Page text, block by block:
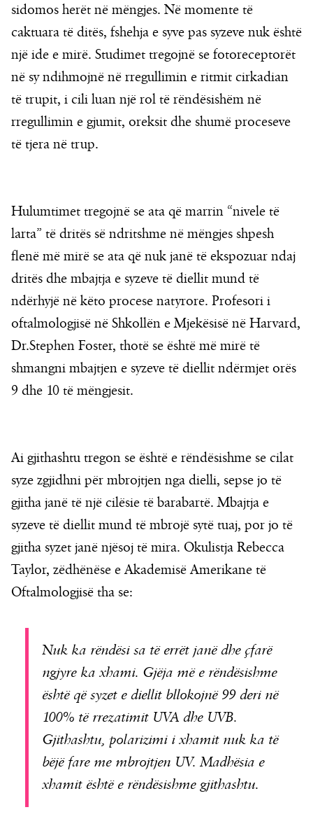
sidomos herët në mëngjes. Në momente të
caktuara të ditës, fshehja e syve pas syzeve nuk është
një ide e mirë. Studimet tregojnë se fotoreceptorët
në sy ndihmojnë në rregullimin e ritmit cirkadian
të trupit, i cili luan një rol të rëndësishëm në
rregullimin e gjumit, oreksit dhe shumë proceseve
të tjera në trup.
Hulumtimet tregojnë se ata që marrin “nivele të
larta” të dritës së ndritshme në mëngjes shpesh
flenë më mirë se ata që nuk janë të ekspozuar ndaj
dritës dhe mbajtja e syzeve të diellit mund të
ndërhyjë në këto procese natyrore. Profesori i
oftalmologjisë në Shkollën e Mjekësisë në Harvard,
Dr.Stephen Foster, thotë se është më mirë të
shmangni mbajtjen e syzeve të diellit ndërmjet orës
9 dhe 10 të mëngjesit.
Ai gjithashtu tregon se është e rëndësishme se cilat
syze zgjidhni për mbrojtjen nga dielli, sepse jo të
gjitha janë të një cilësie të barabartë. Mbajtja e
syzeve të diellit mund të mbrojë sytë tuaj, por jo të
gjitha syzet janë njësoj të mira. Okulistja Rebecca
Taylor, zëdhënëse e Akademisë Amerikane të
Oftalmologjisë tha se:
Nuk ka rëndësi sa të errët janë dhe çfarë
ngjyre ka xhami. Gjëja më e rëndësishme
është që syzet e diellit bllokojnë 99 deri në
100% të rrezatimit UVA dhe UVB.
Gjithashtu, polarizimi i xhamit nuk ka të
bëjë fare me mbrojtjen UV. Madhësia e
xhamit është e rëndësishme gjithashtu.